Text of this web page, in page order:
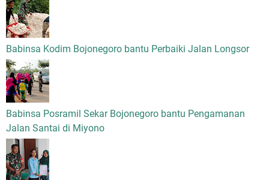
Babinsa Kodim Bojonegoro bantu Perbaiki Jalan Longsor
Babinsa Posramil Sekar Bojonegoro bantu Pengamanan
Jalan Santai di Miyono